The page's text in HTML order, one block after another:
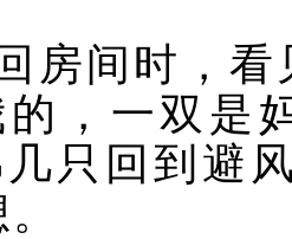
房间时，
，一双是
只回到避